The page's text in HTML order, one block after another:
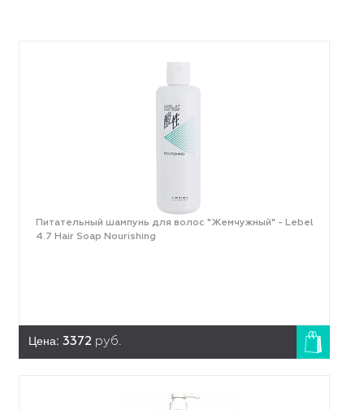
Питательный шампунь для волос "Жемчужный" - Lebel
4.7 Hair Soap Nourishing
Цена: 3372 руб.